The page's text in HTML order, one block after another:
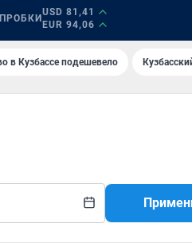
USD 81,41
EUR 94,06
в Кузбассе подешевело